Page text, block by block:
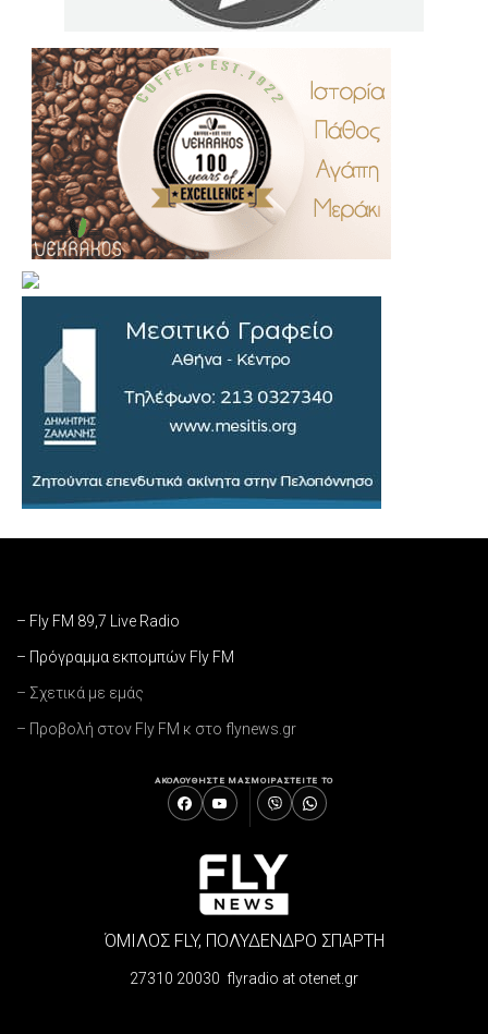
– Fly FM 89,7 Live Radio
– Πρόγραμμα εκπομπών Fly FM
– Σχετικά με εμάς
– Προβολή στον Fly FM κ στο flynews.gr
ΑΚΟΛΟΥΘΗΣΤΕ ΜΑΣΜΟΙΡΑΣΤΕΙΤΕ ΤΟ
ΌΜΙΛΟΣ FLY, ΠΟΛΥΔΕΝΔΡΟ ΣΠΑΡΤΗ
27310 20030 flyradio at otenet.gr